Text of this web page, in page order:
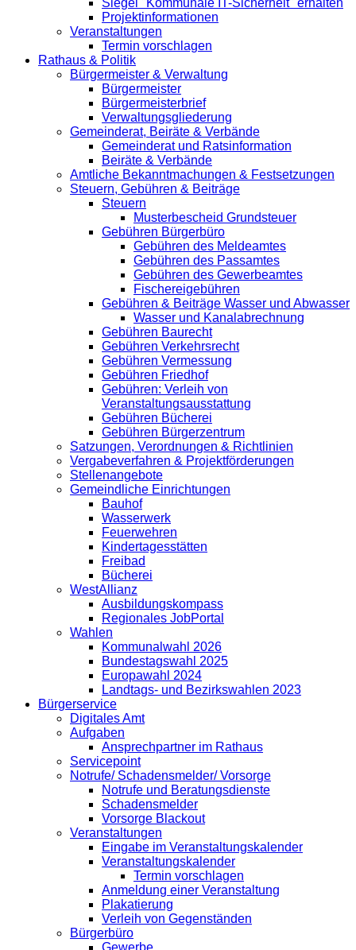
Siegel "Kommunale IT-Sicherheit" erhalten
Projektinformationen
Veranstaltungen
Termin vorschlagen
Rathaus & Politik
Bürgermeister & Verwaltung
Bürgermeister
Bürgermeisterbrief
Verwaltungsgliederung
Gemeinderat, Beiräte & Verbände
Gemeinderat und Ratsinformation
Beiräte & Verbände
Amtliche Bekanntmachungen & Festsetzungen
Steuern, Gebühren & Beiträge
Steuern
Musterbescheid Grundsteuer
Gebühren Bürgerbüro
Gebühren des Meldeamtes
Gebühren des Passamtes
Gebühren des Gewerbeamtes
Fischereigebühren
Gebühren & Beiträge Wasser und Abwasser
Wasser und Kanalabrechnung
Gebühren Baurecht
Gebühren Verkehrsrecht
Gebühren Vermessung
Gebühren Friedhof
Gebühren: Verleih von
Veranstaltungsausstattung
Gebühren Bücherei
Gebühren Bürgerzentrum
Satzungen, Verordnungen & Richtlinien
Vergabeverfahren & Projektförderungen
Stellenangebote
Gemeindliche Einrichtungen
Bauhof
Wasserwerk
Feuerwehren
Kindertagesstätten
Freibad
Bücherei
WestAllianz
Ausbildungskompass
Regionales JobPortal
Wahlen
Kommunalwahl 2026
Bundestagswahl 2025
Europawahl 2024
Landtags- und Bezirkswahlen 2023
Bürgerservice
Digitales Amt
Aufgaben
Ansprechpartner im Rathaus
Servicepoint
Notrufe/ Schadensmelder/ Vorsorge
Notrufe und Beratungsdienste
Schadensmelder
Vorsorge Blackout
Veranstaltungen
Eingabe im Veranstaltungskalender
Veranstaltungskalender
Termin vorschlagen
Anmeldung einer Veranstaltung
Plakatierung
Verleih von Gegenständen
Bürgerbüro
Gewerbe